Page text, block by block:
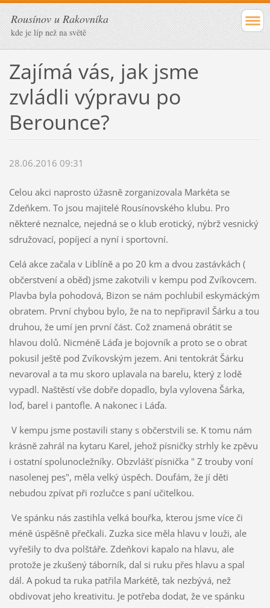
Rousínov u Rakovníka
kde je líp než na světě
Zajímá vás, jak jsme
zvládli výpravu po
Berounce?
28.06.2016 09:31
Celou akci naprosto úžasně zorganizovala Markéta se
Zdeňkem. To jsou majitelé Rousínovského klubu. Pro
některé neznalce, nejedná se o klub erotický, nýbrž vesnický
sdružovací, popíjecí a nyní i sportovní.
Celá akce začala v Liblíně a po 20 km a dvou zastávkách (
občerstvení a oběd) jsme zakotvili v kempu pod Zvíkovcem.
Plavba byla pohodová, Bizon se nám pochlubil eskymáckým
obratem. První chybou bylo, že na to nepřipravil Šárku a tou
druhou, že umí jen první část. Což znamená obrátit se
hlavou dolů. Nicméně Láďa je bojovník a proto se o obrat
pokusil ještě pod Zvíkovským jezem. Ani tentokrát Šárku
nevaroval a ta mu skoro uplavala na barelu, který z lodě
vypadl. Naštěstí vše dobře dopadlo, byla vylovena Šárka,
loď, barel i pantofle. A nakonec i Láďa.
V kempu jsme postavili stany s občerstvili se. K tomu nám
krásně zahrál na kytaru Karel, jehož písničky strhly ke zpěvu
i ostatní spolunocležníky. Obzvlášť písnička " Z trouby voní
nasolenej pes", měla velký úspěch. Doufám, že jí děti
nebudou zpívat při rozlučce s paní učitelkou.
Ve spánku nás zastihla velká bouřka, kterou jsme více či
méně úspěšně přečkali. Zuzka sice měla hlavu v louži, ale
vyřešily to dva polštáře. Zdeňkovi kapalo na hlavu, ale
protože je zkušený táborník, dal si ruku přes hlavu a spal
dál. A pokud ta ruka patřila Markétě, tak nezbývá, než
obdivovat jeho kreativitu. Je potřeba dodat, že ve spánku